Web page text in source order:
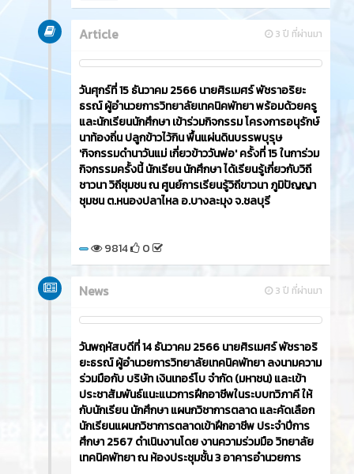
3 ปี ที่ผ่านมา
Article
วันศุกร์ที่ 15 ธันวาคม 2566​ นายศิรเมศร์ พัชราอริยะ
ธรณ์ ผู้อำนวยการวิทยาลัยเทคนิคพัทยา พร้อมด้วยครู
และนักเรียนนักศึกษา เข้าร่วมกิจกรรม โครงการอนุรักษ์
นาท้องถิ่น ปลูกข้าวไว้กิน พื้นแผ่นดินบรรพบุรุษ
'กิจกรรมดำนาวันแม่ เกี่ยวข้าววันพ่อ' ครั้งที่ 15 ในการ่วม
กิจกรรมครั้งนี้ นักเรียน นักศึกษา ได้เรียนรู้เกี่ยวกับวิถี
ชาวนา วิถีชุมชน ณ ศูนย์การเรียนรู้วิถีขาวนา ภูมิปัญญา
ชุมชน ต.หนองปลาไหล อ.บางละมุง จ.ชลบุรี
9814 0
3 ปี ที่ผ่านมา
News
วันพฤหัสบดีที่ 14 ธันวาคม 2566​ นายศิรเมศร์ พัชราอริ
ยะธรณ์ ผู้อำนวยการวิทยาลัยเทคนิคพัทยา ลงนามความ
ร่วมมือกับ บริษัท เงินเทอร์โบ จำกัด (มหาชน) และเข้า
ประชาสัมพันธ์แนะแนวการฝึกอาชีพในระบบทวิภาคี ให้
กับนักเรียน นักศึกษา แผนกวิชาการตลาด และคัดเลือก
นักเรียนแผนกวิชาการตลาดเข้าฝึกอาชีพ ประจำปีการ
ศึกษา 2567 ดำเนินงานโดย งานความร่วมมือ วิทยาลัย
เทคนิคพัทยา ณ ห้องประชุมชั้น 3 อาคารอำนวยการ